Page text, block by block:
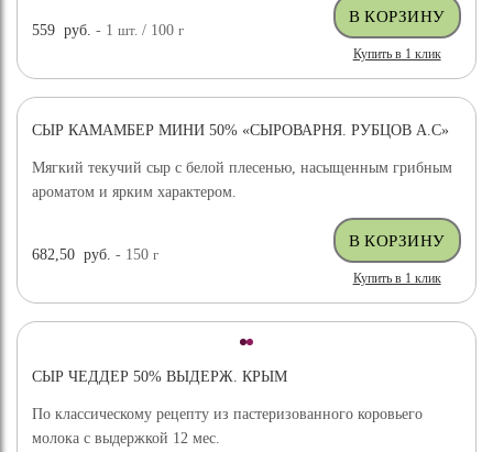
559 руб. - 1шт. / 100г
Купить в 1 клик
СЫР КАМАМБЕР МИНИ 50% «СЫРОВАРНЯ. РУБЦОВ А.С»
Мягкий текучий сыр с белой плесенью, насыщенным грибным
ароматом и ярким характером.
682,50 руб. - 150г
Купить в 1 клик
СЫР ЧЕДДЕР 50% ВЫДЕРЖ. КРЫМ
По классическому рецепту из пастеризованного коровьего
молока с выдержкой 12 мес.